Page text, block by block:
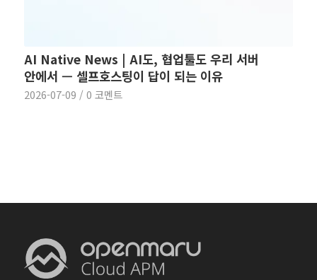
AI Native News | AI도, 협업툴도 우리 서버
안에서 — 셀프호스팅이 답이 되는 이유
2026-07-09 / 0 코멘트